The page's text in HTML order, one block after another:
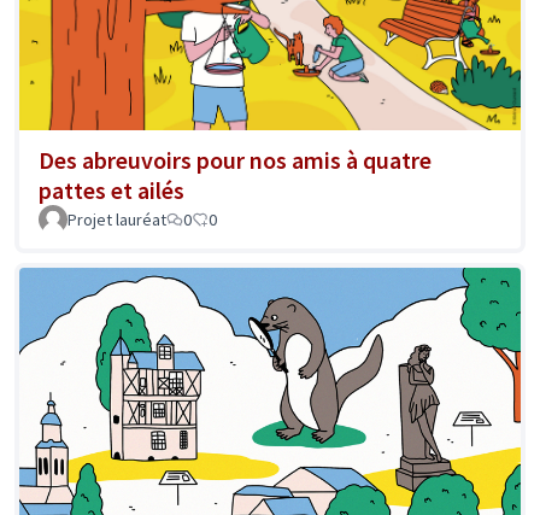
Des abreuvoirs pour nos amis à quatre
pattes et ailés
Projet lauréat 0 0